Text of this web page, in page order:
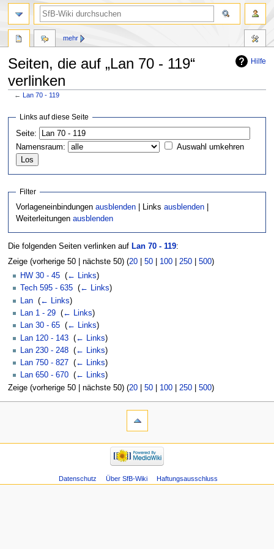
Hilfe
Seiten, die auf „Lan 70 - 119“
verlinken
← Lan 70 - 119
springen
springen
Links auf diese Seite
Seite:
Namensraum:
Auswahl umkehren
Filter
Vorlageneinbindungenausblenden | Linksausblenden
Weiterleitungenausblenden
Die folgenden Seiten verlinken auf Lan 70 - 119:
Zeige (vorherige 50 | nächste 50) (20| 50| 100| 250| 500)
HW 30 - 45 (← Links)
Tech 595 - 635 (← Links)
Lan (← Links)
Lan 1 - 29 (← Links)
Lan 30 - 65 (← Links)
Lan 120 - 143 (← Links)
Lan 230 - 248 (← Links)
Lan 750 - 827 (← Links)
Lan 650 - 670 (← Links)
Zeige (vorherige 50 | nächste 50) (20| 50| 100| 250| 500)
mehr
Datenschutz Über SfB-Wiki Haftungsausschluss